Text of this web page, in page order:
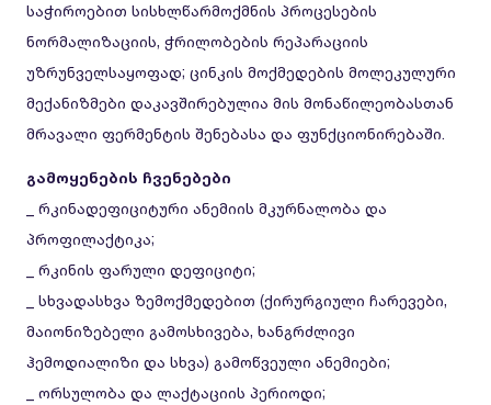
საჭიროებით სისხლწარმოქმნის პროცესების
ნორმალიზაციის, ჭრილობების რეპარაციის
უზრუნველსაყოფად; ცინკის მოქმედების მოლეკულური
მექანიზმები დაკავშირებულია მის მონაწილეობასთან
მრავალი ფერმენტის შენებასა და ფუნქციონირებაში.
გამოყენების ჩვენებები
_ რკინადეფიციტური ანემიის მკურნალობა და
პროფილაქტიკა;
_ რკინის ფარული დეფიციტი;
_ სხვადასხვა ზემოქმედებით (ქირურგიული ჩარევები,
მაიონიზებელი გამოსხივება, ხანგრძლივი
ჰემოდიალიზი და სხვა) გამოწვეული ანემიები;
_ ორსულობა და ლაქტაციის პერიოდი;